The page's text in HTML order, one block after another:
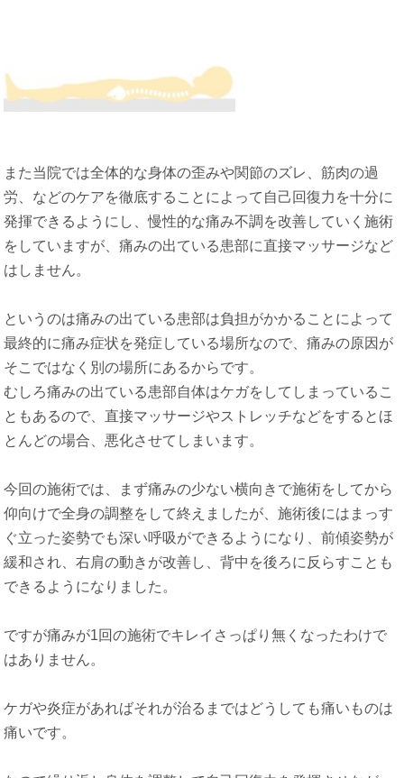
また当院では全体的な身体の歪みや関節のズレ、筋肉の過
労、などのケアを徹底することによって自己回復力を十分に
発揮できるようにし、慢性的な痛み不調を改善していく施術
をしていますが、痛みの出ている患部に直接マッサージなど
はしません。
というのは痛みの出ている患部は負担がかかることによって
最終的に痛み症状を発症している場所なので、痛みの原因が
そこではなく別の場所にあるからです。
むしろ痛みの出ている患部自体はケガをしてしまっているこ
ともあるので、直接マッサージやストレッチなどをするとほ
とんどの場合、悪化させてしまいます。
今回の施術では、まず痛みの少ない横向きで施術をしてから
仰向けで全身の調整をして終えましたが、施術後にはまっす
ぐ立った姿勢でも深い呼吸ができるようになり、前傾姿勢が
緩和され、右肩の動きが改善し、背中を後ろに反らすことも
できるようになりました。
ですが痛みが1回の施術でキレイさっぱり無くなったわけで
はありません。
ケガや炎症があればそれが治るまではどうしても痛いものは
痛いです。